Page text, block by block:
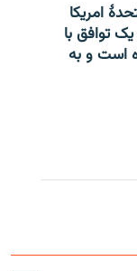
امریکا
توافق با
است و به